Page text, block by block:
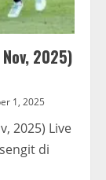
2025)
1, 2025
2025) Live
di